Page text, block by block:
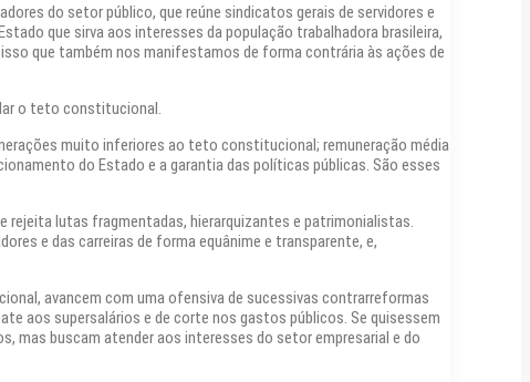
do setor público, que reúne sindicatos gerais de servidores e
que sirva aos interesses da população trabalhadora brasileira,
que também nos manifestamos de forma contrária às ações de
o teto constitucional.
muito inferiores ao teto constitucional; remuneração média
do Estado e a garantia das políticas públicas. São esses
lutas fragmentadas, hierarquizantes e patrimonialistas.
e das carreiras de forma equânime e transparente, e,
avancem com uma ofensiva de sucessivas contrarreformas
aos supersalários e de corte nos gastos públicos. Se quisessem
mas buscam atender aos interesses do setor empresarial e do